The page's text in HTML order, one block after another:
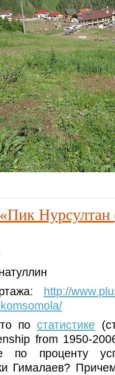
http://
по статистике
from 1950-
проценту
Гималаев?